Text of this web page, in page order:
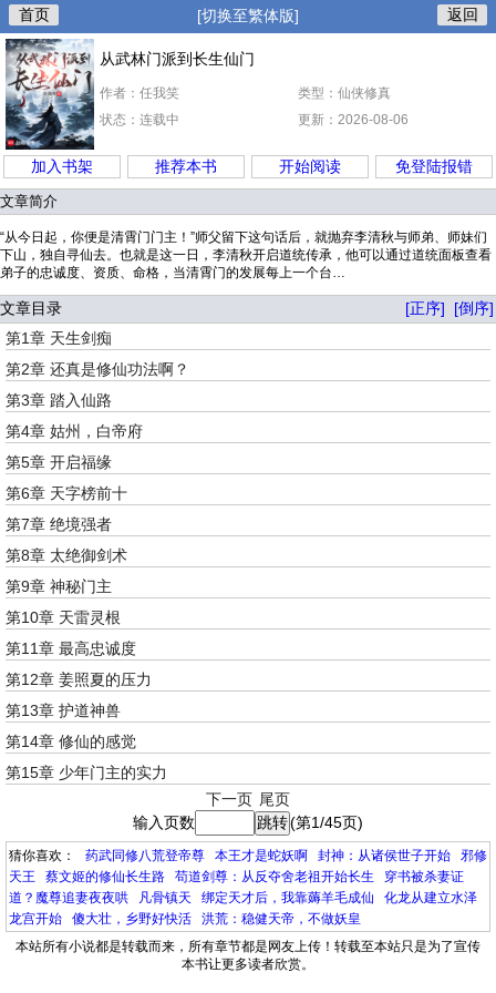
首页 [切换至繁体版] 返回
从武林门派到长生仙门
作者：任我笑
类型：仙侠修真
状态：连载中
更新：2026-08-06
加入书架 推荐本书 开始阅读 免登陆报错
文章简介
“从今日起，你便是清霄门门主！”师父留下这句话后，就抛弃李清秋与师弟、师妹们
下山，独自寻仙去。也就是这一日，李清秋开启道统传承，他可以通过道统面板查看
弟子的忠诚度、资质、命格，当清霄门的发展每上一个台…
文章目录 [正序]
[倒序]
第1章 天生剑痴
第2章 还真是修仙功法啊？
第3章 踏入仙路
第4章 姑州，白帝府
第5章 开启福缘
第6章 天字榜前十
第7章 绝境强者
第8章 太绝御剑术
第9章 神秘门主
第10章 天雷灵根
第11章 最高忠诚度
第12章 姜照夏的压力
第13章 护道神兽
第14章 修仙的感觉
第15章 少年门主的实力
下一页 尾页
输入页数
(第1/45页)
猜你喜欢： 药武同修八荒登帝尊 本王才是蛇妖啊 封神：从诸侯世子开始
邪修
天王
蔡文姬的修仙长生路 苟道剑尊：从反夺舍老祖开始长生
穿书被杀妻证
道？魔尊追妻夜夜哄
凡骨镇天 绑定天才后，我靠薅羊毛成仙
化龙从建立水泽
龙宫开始
傻大壮，乡野好快活
洪荒：稳健天帝，不做妖皇
本站所有小说都是转载而来，所有章节都是网友上传！转载至本站只是为了宣传
本书让更多读者欣赏。